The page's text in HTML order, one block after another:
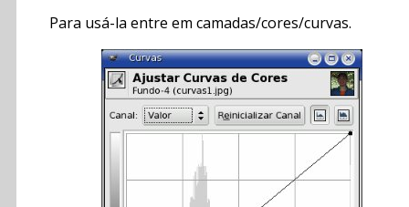
Para usá-la entre em camadas/cores/curvas.